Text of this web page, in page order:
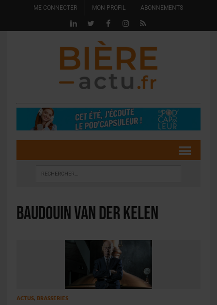
ME CONNECTER MON PROFIL ABONNEMENTS
Baudouin van der Kelen
ACTUS, BRASSERIES